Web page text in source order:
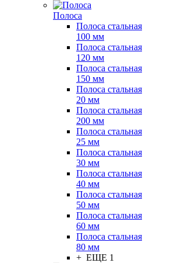
Полоса
Полоса стальная
100 мм
Полоса стальная
120 мм
Полоса стальная
150 мм
Полоса стальная
20 мм
Полоса стальная
200 мм
Полоса стальная
25 мм
Полоса стальная
30 мм
Полоса стальная
40 мм
Полоса стальная
50 мм
Полоса стальная
60 мм
Полоса стальная
80 мм
+ ЕЩЕ 1